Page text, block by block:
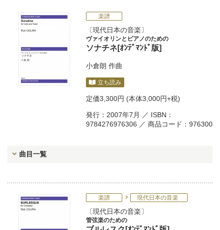
楽譜
現代日本の音楽
ヴァイオリンとピアノのための
ソナチネ[ｵﾝﾃﾞﾏﾝﾄﾞ版]
小倉朗 作曲
立ち読み
定価3,300円 (本体3,000円+税)
発行：2007年7月 ／ ISBN：
9784276976306 ／ 商品コード：976300
曲目一覧
楽譜 現代日本の音楽
現代日本の音楽
管弦楽のための